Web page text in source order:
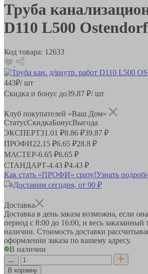
Труба
D110 L500 Ostendorf
Код товара: 12633
443₽/ шт
Скидка и бонус до39.87 ₽/ шт
Клуб покупателей «Ваш Дом»
СтатусСкидкаБонусВыгода
ЭКСПЕРТ31.01 ₽8.86 ₽39.87 ₽
ПРОФИ22.15 ₽6.65 ₽28.8 ₽
МАСТЕР-6.65 ₽6.65 ₽
СТАНДАРТ-4.43 ₽4.43 ₽
Как стать «ПРОФИ» сразу!Узнать
Доставим сегодня, от 90 ₽
Доставка
Доставка в день заказа возможна, если
период с 8:00 до 16:00, и весь заказанный
наличии. Стоимость доставки
оформлении заказа по вашему адресу.
В наличии
В корзину